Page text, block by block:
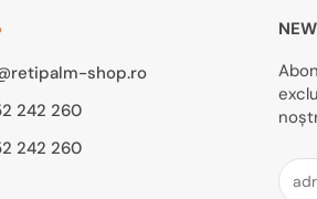
shop.ro
242 260
242 260